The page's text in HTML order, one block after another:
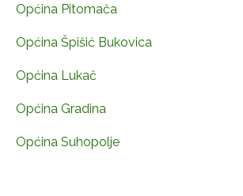
Općina Pitomača
Općina Špišić Bukovica
Općina Lukač
Općina Gradina
Općina Suhopolje